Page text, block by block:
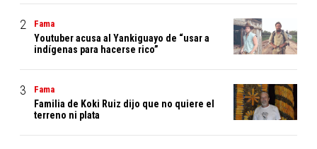
Fama
Youtuber acusa al Yankiguayo de “usar a
indígenas para hacerse rico”
Fama
Familia de Koki Ruiz dijo que no quiere el
terreno ni plata